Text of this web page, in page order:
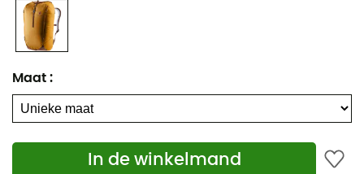
Maat :
In de winkelmand